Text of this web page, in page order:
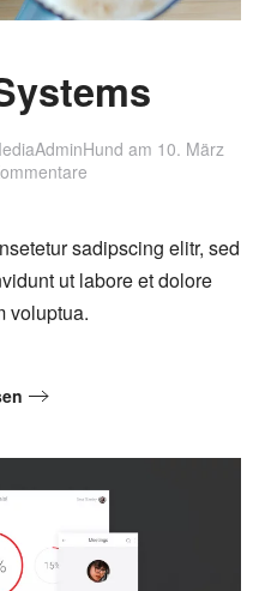
am 10. März
sadipscing elitr, sed
ut labore et dolore
voluptua.